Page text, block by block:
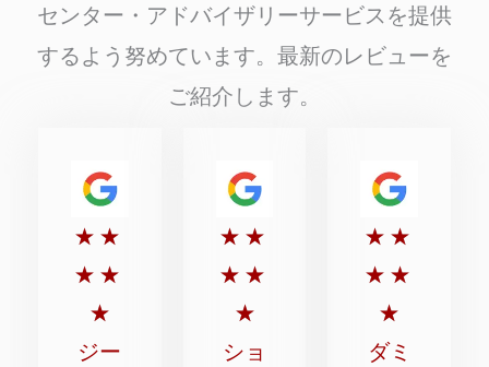
センター・アドバイザリーサービスを提供
するよう努めています。最新のレビューを
ご紹介します。
★ ★
★ ★
★
5
点
満
点
ジー
★ ★
★ ★
★
5
点
満
点
ショ
★ ★
★ ★
★
5
点
点
ダミ